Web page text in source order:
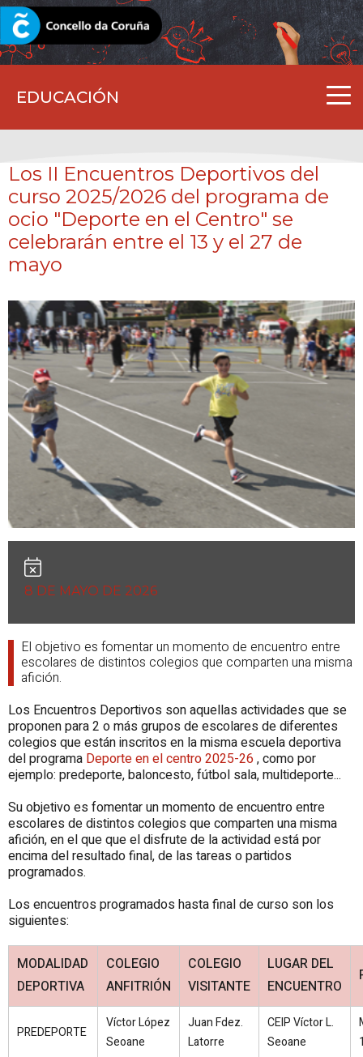
EDUCACIÓN
CORUNA.GAL
Los II Encuentros Deportivos del
curso 2025/2026 del programa de
ocio "Deporte en el Centro" se
celebrarán entre el 13 y el 27 de
mayo
8 DE MAYO DE 2026
El objetivo es fomentar un momento de encuentro entre
escolares de distintos colegios que comparten una misma
afición.
Los Encuentros Deportivos son aquellas actividades que se
proponen para 2 o más grupos de escolares de diferentes
colegios que están inscritos en la misma escuela deportiva
del programa Deporte en el centro 2025-26 , como por
ejemplo: predeporte, baloncesto, fútbol sala, multideporte...
Su objetivo es fomentar un momento de encuentro entre
escolares de distintos colegios que comparten una misma
afición, en el que que el disfrute de la actividad está por
encima del resultado final, de las tareas o partidos
programados.
Los encuentros programados hasta final de curso son los
siguientes:
MODALIDAD
DEPORTIVA
COLEGIO
ANFITRIÓN
COLEGIO
VISITANTE
LUGAR DEL
ENCUENTRO
PREDEPORTE
Víctor López
Seoane
Juan Fdez.
Latorre
CEIP Víctor L.
Seoane